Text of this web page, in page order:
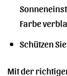
Farbe
Schützen
Mit der